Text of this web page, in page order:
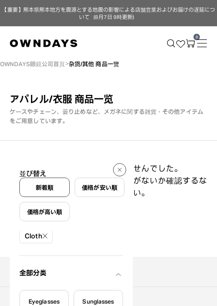
【重要】熊本県熊本地方を震源とする地震の影響による店舗営業およびお届けの遅延につ
いて（8月7日 9時更新）
0
OWNDAYS眼鏡公司首頁 杂货/其他 商品一覽
アパレル/衣服 商品一览
ケースやチェーン、曇り止めなど、メガネに関する雑貨・その他アイテム
をご用意しています。
絞り込み条件
Cloth
全部分类
Eyeglasses Sunglasses
並び替え
新着順 価格が安い順
価格が高い順
条件に一致する商品は見つかりませんでした。
条件の数を減らす、条件に間違いがないか確認するな
どの方法でもう一度お試しください。
搜索商品
关于购买